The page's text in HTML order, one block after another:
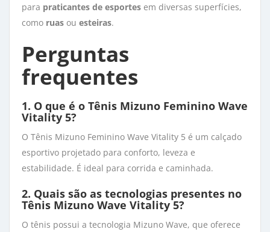
para praticantes de esportes em diversas superfícies,
como ruas ou esteiras.
Perguntas
frequentes
1. O que é o Tênis Mizuno Feminino Wave
Vitality 5?
O Tênis Mizuno Feminino Wave Vitality 5 é um calçado
esportivo projetado para conforto, leveza e
estabilidade. É ideal para corrida e caminhada.
2. Quais são as tecnologias presentes no
Tênis Mizuno Wave Vitality 5?
O tênis possui a tecnologia Mizuno Wave, que oferece